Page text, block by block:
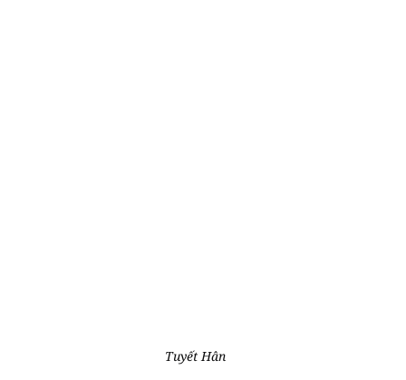
Tuyết Hân